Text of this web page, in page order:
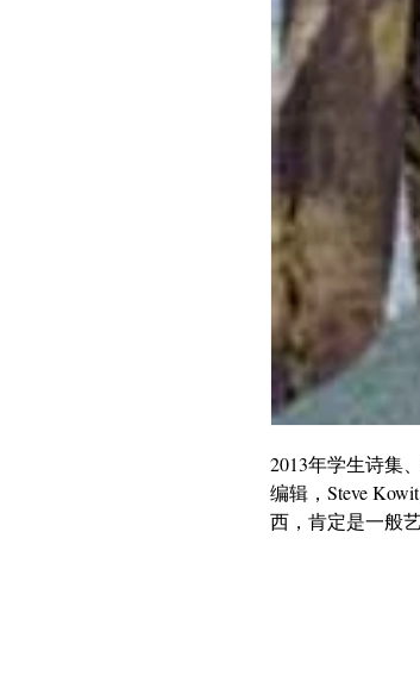
2013年学生诗集
编辑，Steve
西，肯定是一般